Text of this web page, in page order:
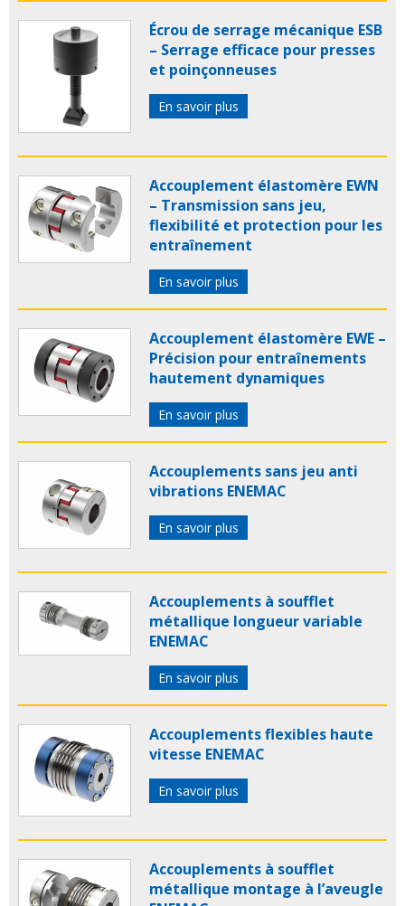
Écrou de serrage mécanique ESB
– Serrage efficace pour presses
et poinçonneuses
En savoir plus
Accouplement élastomère EWN
– Transmission sans jeu,
flexibilité et protection pour les
entraînement
En savoir plus
Accouplement élastomère EWE –
Précision pour entraînements
hautement dynamiques
En savoir plus
Accouplements sans jeu anti
vibrations ENEMAC
En savoir plus
Accouplements à soufflet
métallique longueur variable
ENEMAC
En savoir plus
Accouplements flexibles haute
vitesse ENEMAC
En savoir plus
Accouplements à soufflet
métallique montage à l’aveugle